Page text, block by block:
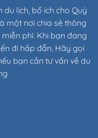
lịch, bổ ích cho Quý
một nơi chia sẻ thông
phí. Khi bạn đang
đi hấp đẫn, Hãy gọi
bạn cần tư vấn về du